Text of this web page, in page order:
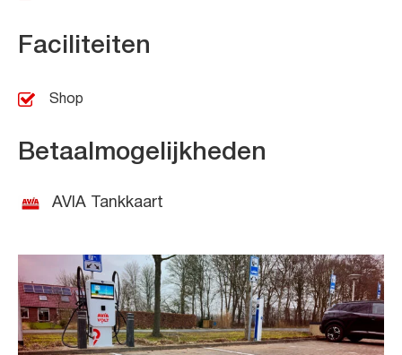
Faciliteiten
Shop
Betaalmogelijkheden
AVIA Tankkaart